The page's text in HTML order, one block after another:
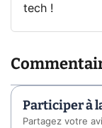
tech !
Participer à
Partagez votre